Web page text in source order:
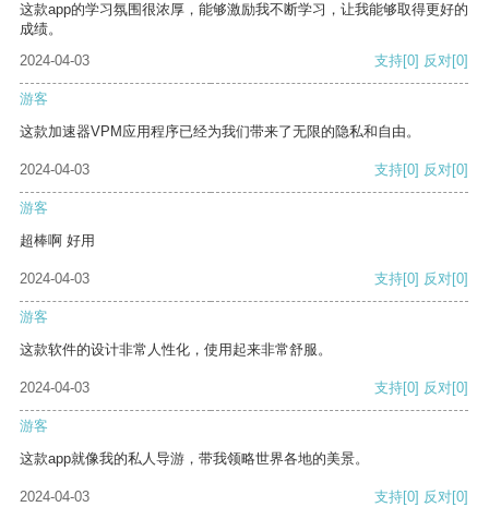
这款app的学习氛围很浓厚，能够激励我不断学习，让我能够取得更好的
成绩。
2024-04-03
支持[0] 反对[0]
游客
这款加速器VPM应用程序已经为我们带来了无限的隐私和自由。
2024-04-03 支持[0] 反对[0]
游客
超棒啊 好用
2024-04-03 支持[0] 反对[0]
游客
这款软件的设计非常人性化，使用起来非常舒服。
2024-04-03 支持[0] 反对[0]
游客
这款app就像我的私人导游，带我领略世界各地的美景。
2024-04-03 支持[0] 反对[0]